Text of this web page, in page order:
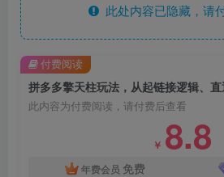
此处内容已隐藏，请
此内容为付费阅读，请付费后查看
￥ 8.8
年费会员 免费
付费阅读